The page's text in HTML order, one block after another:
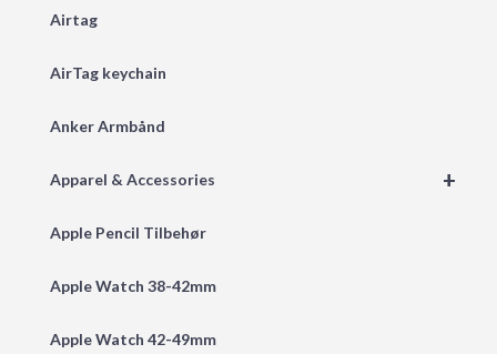
Airtag
AirTag keychain
Anker Armbånd
+
Apparel & Accessories
Apple Pencil Tilbehør
Apple Watch 38-42mm
Apple Watch 42-49mm